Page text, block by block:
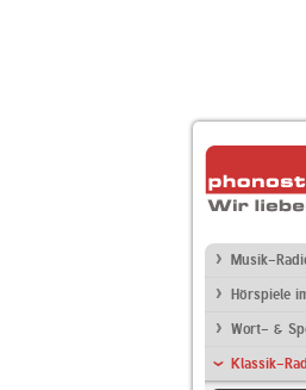
Musik-
Hörspiele
Wort- &
Klassik-